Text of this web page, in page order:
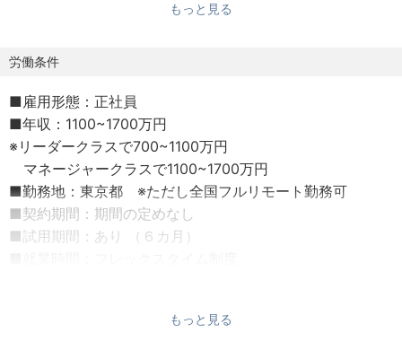
・採用目標／経営戦略に基づくプロジェクト設計
種施策の設計・改善
設定
・面接官向けトレーニングの設計・運営
・ステークホルダーとの関係構築および合意形成の推進
【チームマネジメント】
・2〜5名のプロジェクトチームのマネジメント（進行／品
質／成果創出）
・サービス品質向上のための支援スキーム／ナレッジの体
もっと見る
労働条件
■雇用形態：正社員
■年収：1100~1700万円
※リーダークラスで700~1100万円
マネージャークラスで1100~1700万円
■勤務地：東京都 ※ただし全国フルリモート勤務可
■契約期間：期間の定めなし
■試用期間：あり （６カ月）
■休日：121日（土日、祝日）もっと見る